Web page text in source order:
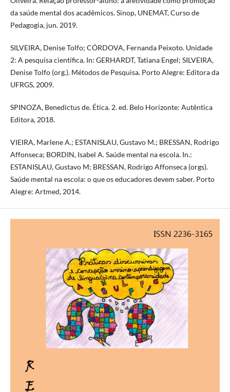
da saúde mental dos acadêmicos. Sinop, UNEMAT, Curso de
Pedagogia, jun. 2019.
SILVEIRA, Denise Tolfo; CÓRDOVA, Fernanda Peixoto. Unidade
2: A pesquisa científica. In: GERHARDT, Tatiana Engel; SILVEIRA,
Denise Tolfo (org.). Métodos de Pesquisa. Porto Alegre: Editora da
UFRGS, 2009.
SPINOZA, Benedictus de. Ética. 2. ed. Belo Horizonte: Autêntica
Editora, 2018.
VIEIRA, Marlene A.; ESTANISLAU, Gustavo M.; BRESSAN, Rodrigo
Affonseca; BORDIN, Isabel A. Saúde mental na escola. In.:
ESTANISLAU, Gustavo M; BRESSAN, Rodrigo Affonseca (orgs).
Saúde mental na escola: o que os educadores devem saber. Porto
Alegre: Artmed, 2014.